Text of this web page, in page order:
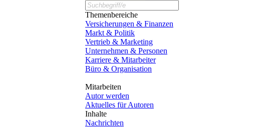
Themenbereiche
Versicherungen & Finanzen
Markt & Politik
Vertrieb & Marketing
Unternehmen & Personen
Karriere & Mitarbeiter
Büro & Organisation
Mitarbeiten
Autor werden
Aktuelles für Autoren
Inhalte
Nachrichten